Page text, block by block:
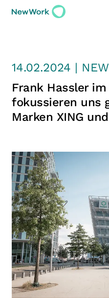
14.02.2024 |
Frank Hassler
fokussieren uns
Marken XING